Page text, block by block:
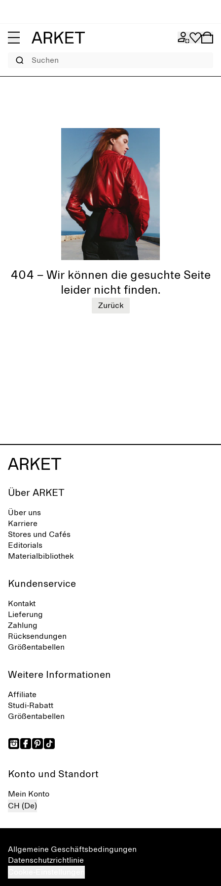
Suchen
404 – Wir können die gesuchte Seite
leider nicht finden.
Zurück
Über ARKET
Über uns
Karriere
Stores und Cafés
Editorials
Materialbibliothek
Kundenservice
Kontakt
Lieferung
Zahlung
Rücksendungen
Größentabellen
Weitere Informationen
Affiliate
Studi-Rabatt
Größentabellen
Konto und Standort
Mein Konto
CH (De)
Allgemeine Geschäftsbedingungen
Datenschutzrichtlinie